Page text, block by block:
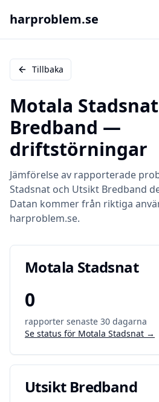
harproblem.se
Tillbaka
Motala Stadsnat
Bredband —
driftstörningar
Jämförelse av rapporterade
Stadsnat och Utsikt Bredband
Datan kommer från riktiga
harproblem.se.
Motala Stadsnat
0
rapporter senaste 30 dagarna
Se status för Motala Stadsnat →
Utsikt Bredband